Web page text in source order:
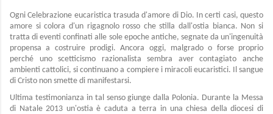
Ogni Celebrazione eucaristica trasuda d'amore di Dio. In certi casi, questo
amore si colora d'un rigagnolo rosso che stilla dall'ostia bianca. Non si
tratta di eventi confinati alle sole epoche antiche, segnate da un'ingenuità
propensa a costruire prodigi. Ancora oggi, malgrado o forse proprio
perché uno scetticismo razionalista sembra aver contagiato anche
ambienti cattolici, si continuano a compiere i miracoli eucaristici. Il sangue
di Cristo non smette di manifestarsi.
Ultima testimonianza in tal senso giunge dalla Polonia. Durante la Messa
di Natale 2013 un'ostia è caduta a terra in una chiesa della diocesi di